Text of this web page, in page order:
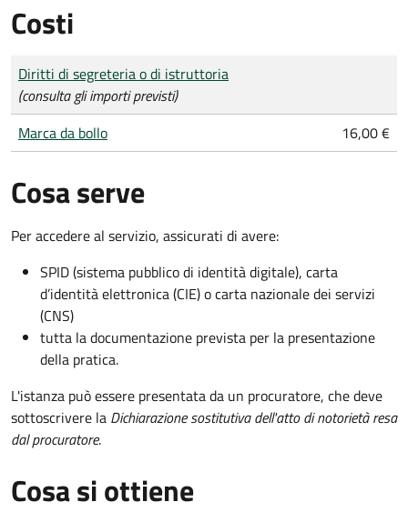
Costi
Tipo di pagamento
Importo
Diritti di segreteria o di istruttoria
(consulta gli importi previsti)
Marca da bollo
16,00 €
Cosa serve
Per accedere al servizio, assicurati di avere:
SPID (sistema pubblico di identità digitale), carta
d’identità elettronica (CIE) o carta nazionale dei servizi
(CNS)
tutta la documentazione prevista per la presentazione
della pratica.
L'istanza può essere presentata da un procuratore, che deve
sottoscrivere la Dichiarazione sostitutiva dell'atto di notorietà resa
dal procuratore.
Cosa si ottiene